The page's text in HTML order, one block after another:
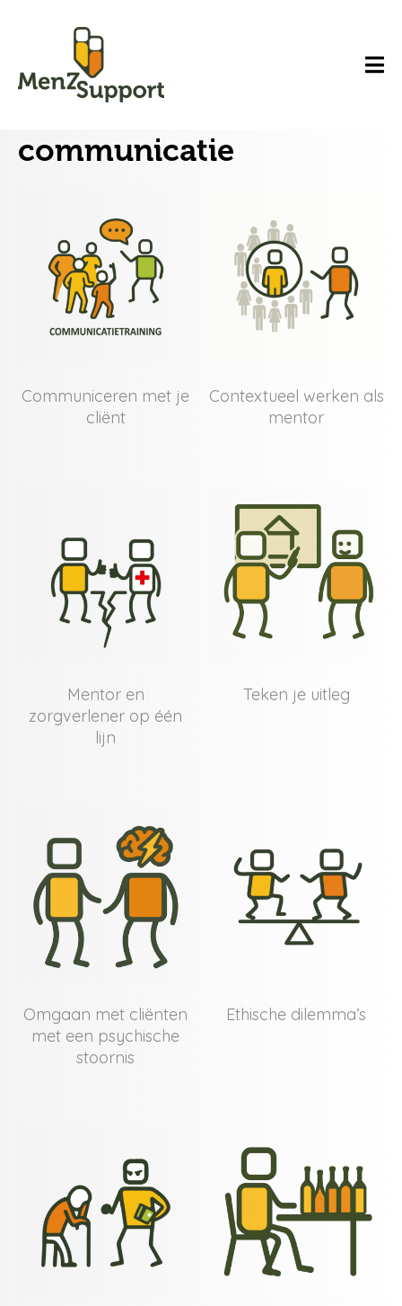
communicatie
Communiceren met je
cliënt
Contextueel werken als
mentor
Mentor en
zorgverlener op één
lijn
Teken je uitleg
Omgaan met cliënten
met een psychische
stoornis
Ethische dilemma’s